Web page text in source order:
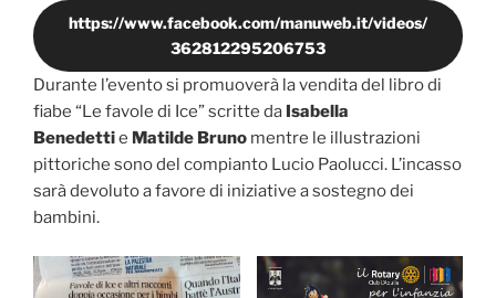
https://www.facebook.com/manuweb.it/videos/
362812295206753
Durante l’evento si promuoverà la vendita del libro di
fiabe “Le favole di Ice” scritte da Isabella
Benedettie Matilde Bruno mentre le illustrazioni
pittoriche sono del compianto Lucio Paolucci. L’incasso
sarà devoluto a favore di iniziative a sostegno dei
bambini.